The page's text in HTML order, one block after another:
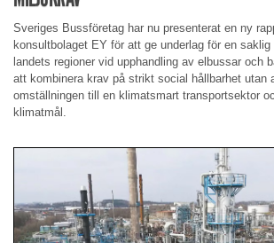
Sveriges Bussföretag har nu presenterat en ny
konsultbolaget EY för att ge underlag för en
landets regioner vid upphandling av elbussar och
att kombinera krav på strikt social hållbarhet utan
omställningen till en klimatsmart transportsektor
klimatmål.